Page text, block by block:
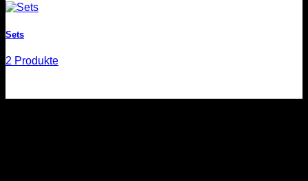
Sets
2 Produkte